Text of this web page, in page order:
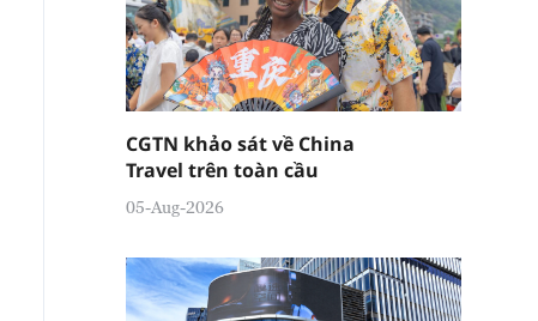
CGTN khảo sát về China
Travel trên toàn cầu
05-Aug-2026